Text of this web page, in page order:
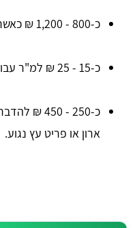
כ-800 - 1,200 ₪ כאשר נדרש קידוח כחלק מהטיפול.
כ-15 - 25 ₪ למ"ר עבור הדברת טרמיטים בגינה.
כ-250 -
ארון או פריט עץ נגוע.